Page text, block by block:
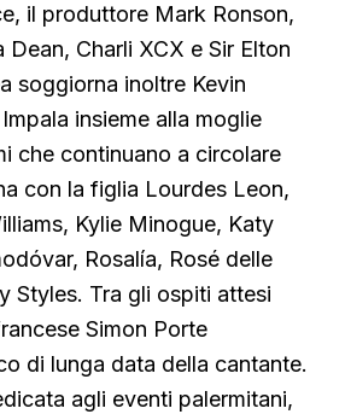
il produttore Mark Ronson,
Dean, Charli XCX e Sir Elton
soggiorna inoltre Kevin
insieme alla moglie
che continuano a circolare
con la figlia Lourdes Leon,
Kylie Minogue, Katy
Rosalía, Rosé delle
Styles. Tra gli ospiti attesi
Simon Porte
di lunga data della cantante.
agli eventi palermitani,